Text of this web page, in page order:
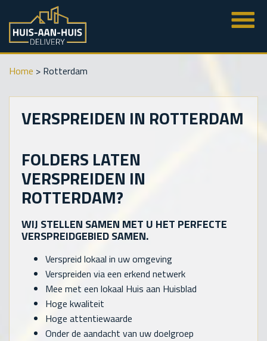
Home > Rotterdam
VERSPREIDEN IN ROTTERDAM
FOLDERS LATEN
VERSPREIDEN IN
ROTTERDAM?
WIJ STELLEN SAMEN MET U HET PERFECTE
VERSPREIDGEBIED SAMEN.
Verspreid lokaal in uw omgeving
Verspreiden via een erkend netwerk
Mee met een lokaal Huis aan Huisblad
Hoge kwaliteit
Hoge attentiewaarde
Onder de aandacht van uw doelgroep